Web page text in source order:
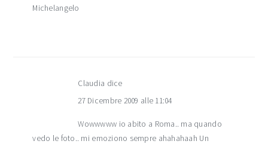
Michelangelo
Claudia dice
27 Dicembre 2009 alle 11:04
Wowwwww io abito a Roma.. ma quando
vedo le foto.. mi emoziono sempre ahahahaah Un